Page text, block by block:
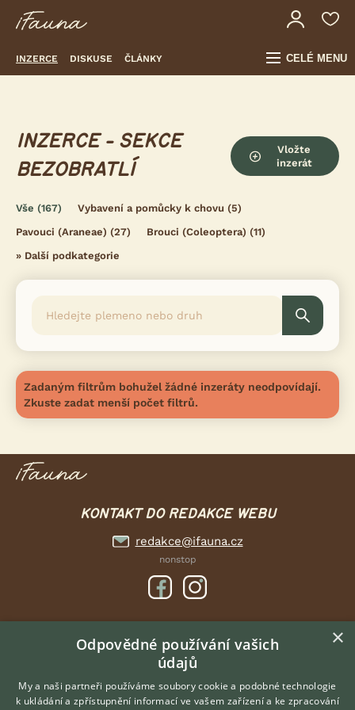
INZERCE DISKUSE ČLÁNKY CELÉ MENU
INZERCE - SEKCE
BEZOBRATLÍ
Vložte
inzerát
Vše (167) Vybavení a pomůcky k chovu (5)
Pavouci (Araneae) (27) Brouci (Coleoptera) (11)
» Další podkategorie
Zadaným filtrům bohužel žádné inzeráty neodpovídají.
Zkuste zadat menší počet filtrů.
KONTAKT DO REDAKCE WEBU
redakce@ifauna.cz
nonstop
DOMOVSKÁ STRÁNKA
INZERCE
DISKUSE
ČLÁNKY
×
Odpovědné používání vašich
údajů
My a naši partneři používáme soubory cookie a podobné technologie
k ukládání a zpřístupnění informací ve vašem zařízení a ke zpracování